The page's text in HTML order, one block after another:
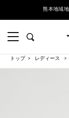
熊本地域
トップ レディース